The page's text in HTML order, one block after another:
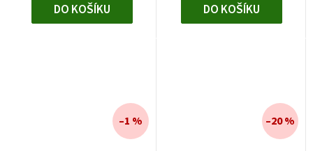
DO KOŠÍKU DO KOŠÍKU
–1 % –20 %